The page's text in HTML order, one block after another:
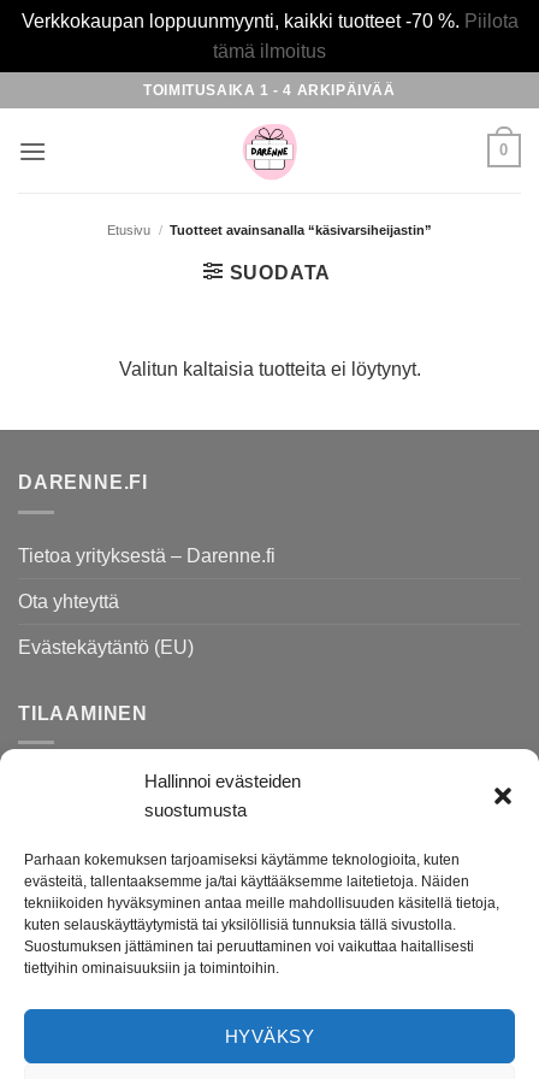
Hallinnoi evästeiden
suostumusta
Parhaan kokemuksen tarjoamiseksi käytämme teknologioita, kuten
evästeitä, tallentaaksemme ja/tai käyttääksemme laitetietoja. Näiden
tekniikoiden hyväksyminen antaa meille mahdollisuuden käsitellä tietoja,
kuten selauskäyttäytymistä tai yksilöllisiä tunnuksia tällä sivustolla.
Suostumuksen jättäminen tai peruuttaminen voi vaikuttaa haitallisesti
tiettyihin ominaisuuksiin ja toimintoihin.
HYVÄKSY
Verkkokaupan loppuunmyynti, kaikki tuotteet -70 %. Piilota
tämä ilmoitus
content
TOIMITUSAIKA 1 - 4 ARKIPÄIVÄÄ
0
Etusivu / Tuotteet avainsanalla “käsivarsiheijastin”
SUODATA
Valitun kaltaisia tuotteita ei löytynyt.
DARENNE.FI
Tietoa yrityksestä – Darenne.fi
Ota yhteyttä
Evästekäytäntö (EU)
TILAAMINEN
Rekisteri- ja tietosuojaseloste
Palautusohjeet
Darenne.fi on lahjatavara- ja lifestyleputiikki verkossa.
ympäri vuorokauden ja toimitusaika tuotteillemme on vain 1-4